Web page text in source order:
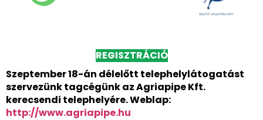
REGISZTRÁCIÓ
Szeptember 18-án délelőtt telephelylátogatást
szervezünk tagcégünk az Agriapipe Kft.
kerecsendi telephelyére. Weblap:
http://www.agriapipe.hu